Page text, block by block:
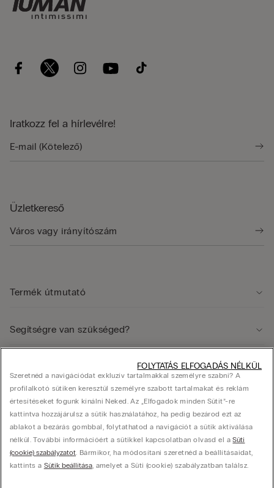
Iratkozz fel a hírlevélre!
Üzletkereső
Termék útmutató
Segítségre van szükséged?
Vállalat
© Calzedonia Hungary Kft., HU-1082, Budapest, Futó utca 47-53. Adószám: 25416433-
Szeretnéd a navigációdat exkluzív tartalmakkal személyre szabni? A
profilalkotó sütiken keresztül személyre szabott tartalmakat és reklám
értesítéseket fogunk kínálni Neked. Az „Elfogadok minden Sütit”-re
kattintva hozzájárulsz a sütik használatához, ha pedig bezárod ezt az
ablakot a bezárás gombbal, folytathatod a navigációt a sütik aktiválása
nélkül. További információért a sütikkel kapcsolatban olvasd el aSüti
(cookie) szabályzatot. Bármikor, ha módosítani szeretnéd a beállításaidat,
kattints a Sütik beállítása, amelyet a Süti (cookie) szabályzatban találsz.
FOLYTATÁS ELFOGADÁS NÉLKÜL